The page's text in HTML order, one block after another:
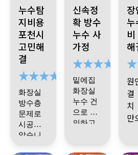
해하기
쉬웠습
니다. 현
장 정리
까지 깔
끔하게
해주셔
서 정말
만족합
니다. 다
음에 또
문제가
생기면
설명해
주시고,
결국 공
용 하수
배관에
서 문제
가 있다
는 걸 찾
아내셨
습니다.
본세대
서 공용
장
어
진
봐
말
하
무
셨
딱
옵
있
니다 .도
무지 원
인을 못
찾아서
여러 업
체 불러
봤는데
다자바
에서 드
디어 해
결해 주
데 장비
로 검사
해 보시
더니 욕
조배관
문제라
하시네
요 .해결
하려면
욕조 완
제
의
정
느
곳
기
요
닥
문
업
시
작
에
법
세
누수탐
지비용
포천시
고민해
결
화장실
방수층
문제로
시공받
았습니
천장에
신속정
확 방수
누수 사
가정
밑에집
화장실
누수 건
으로 문
의하고
누
해
원
결
만